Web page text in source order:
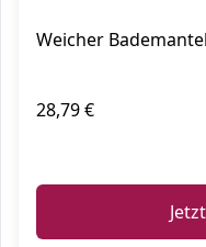
Weicher
28,79 €